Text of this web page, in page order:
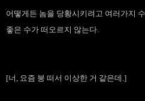
어떻게든 놈을 당황시키려고 여러가지
좋은 수가 떠오르지 않는다.
[너, 요즘 붕 떠서 이상한 거 같은데.]